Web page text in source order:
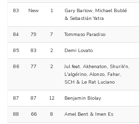
83 New 1
Gary Barlow, Michael Bublé
& Sebastián Yatra
84 79 7 Tommaso Paradiso
85 83 2 Demi Lovato
86 77 2
Jul feat. Akhenaton, Shurik'n,
L'algérino, Alonzo, Fahar,
SCH & Le Rat Luciano
87 87 12 Benjamin Biolay
88 66 8 Amel Bent & Imen Es